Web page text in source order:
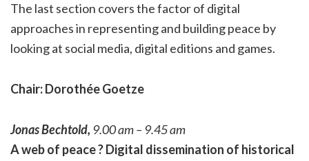
The last section covers the factor of digital
approaches in representing and building peace by
looking at social media, digital editions and games.
Chair: Dorothée Goetze
Jonas Bechtold, 9.00 am – 9.45 am
A web of peace ? Digital dissemination of historical